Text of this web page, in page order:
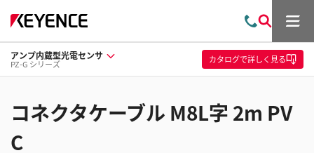
問
い
合
わ
索
メ
ュ
ー
アンプ内蔵型光電センサ
PZ-G シリーズ カタログで詳しく見る
コネクタケーブル M8L字 2m PV
C